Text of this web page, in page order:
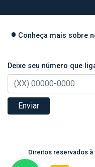
Conheça mais sobre
Deixe seu número que
Enviar
Direitos reservados à